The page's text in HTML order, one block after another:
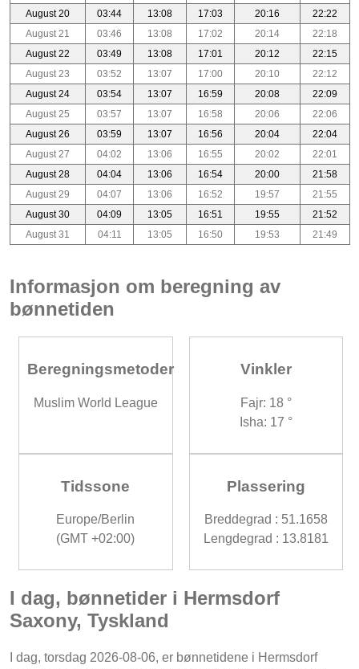
August 20
03:44 13:08 17:03 20:16
22:22
August 21
03:46 13:08 17:02 20:14
22:18
August 22
03:49 13:08 17:01 20:12
22:15
August 23
03:52 13:07 17:00 20:10
22:12
August 24
03:54 13:07 16:59 20:08
22:09
August 25
03:57 13:07 16:58 20:06
22:06
August 26
03:59 13:07 16:56 20:04
22:04
August 27
04:02 13:06 16:55 20:02
22:01
August 28
04:04 13:06 16:54 20:00
21:58
August 29
04:07 13:06 16:52 19:57
21:55
August 30
04:09 13:05 16:51 19:55
21:52
August 31
04:11 13:05 16:50 19:53 21:49
Informasjon om beregning av
bønnetiden
Beregningsmetoder
Muslim World League
Vinkler
Fajr: 18 °
Isha: 17 °
Tidssone
Europe/Berlin
(GMT +02:00)
Plassering
Breddegrad : 51.1658
Lengdegrad : 13.8181
I dag, bønnetider i Hermsdorf
Saxony, Tyskland
I dag, torsdag 2026-08-06, er bønnetidene i Hermsdorf